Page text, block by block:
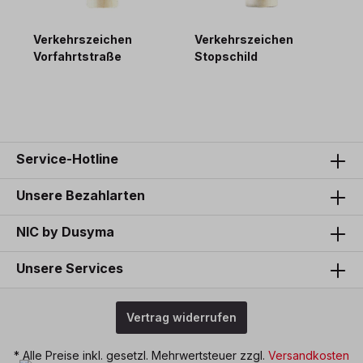
Verkehrszeichen
Vorfahrtstraße
Verkehrszeichen
Stopschild
Service-Hotline
Unsere Bezahlarten
NIC by Dusyma
Unsere Services
Vertrag widerrufen
* Alle Preise inkl. gesetzl. Mehrwertsteuer zzgl. Versandkosten